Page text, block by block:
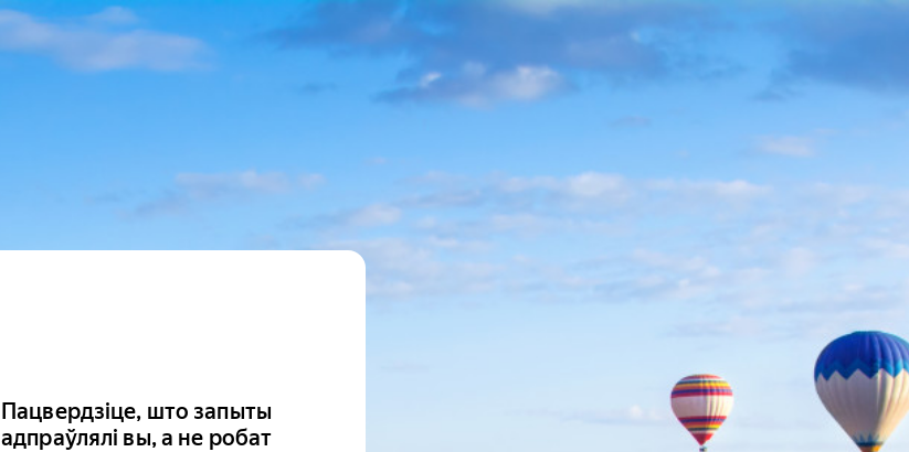
Пацвердзіце, што запыты
адпраўлялі вы, а не робат